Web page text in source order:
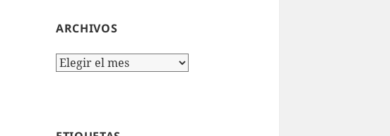
ARCHIVOS
Archivos